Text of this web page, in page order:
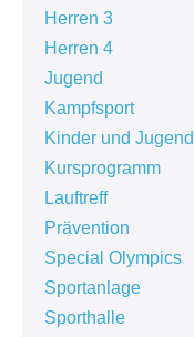
Herren 3
Herren 4
Jugend
Kampfsport
Kinder und Jugend
Kursprogramm
Lauftreff
Prävention
Special Olympics
Sportanlage
Sporthalle